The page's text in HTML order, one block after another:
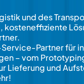
und des
kosteneffiziente
Service-Partner für
– vom
Lieferung und